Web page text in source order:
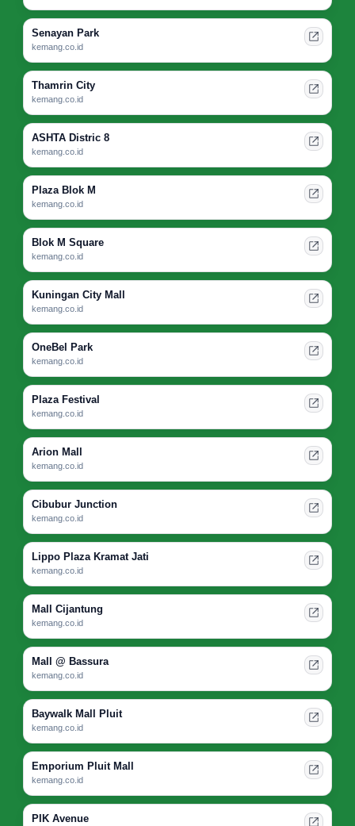
Senayan Park
kemang.co.id
Thamrin City
kemang.co.id
ASHTA Distric 8
kemang.co.id
Plaza Blok M
kemang.co.id
Blok M Square
kemang.co.id
Kuningan City Mall
kemang.co.id
OneBel Park
kemang.co.id
Plaza Festival
kemang.co.id
Arion Mall
kemang.co.id
Cibubur Junction
kemang.co.id
Lippo Plaza Kramat Jati
kemang.co.id
Mall Cijantung
kemang.co.id
Mall @ Bassura
kemang.co.id
Baywalk Mall Pluit
kemang.co.id
Emporium Pluit Mall
kemang.co.id
PIK Avenue